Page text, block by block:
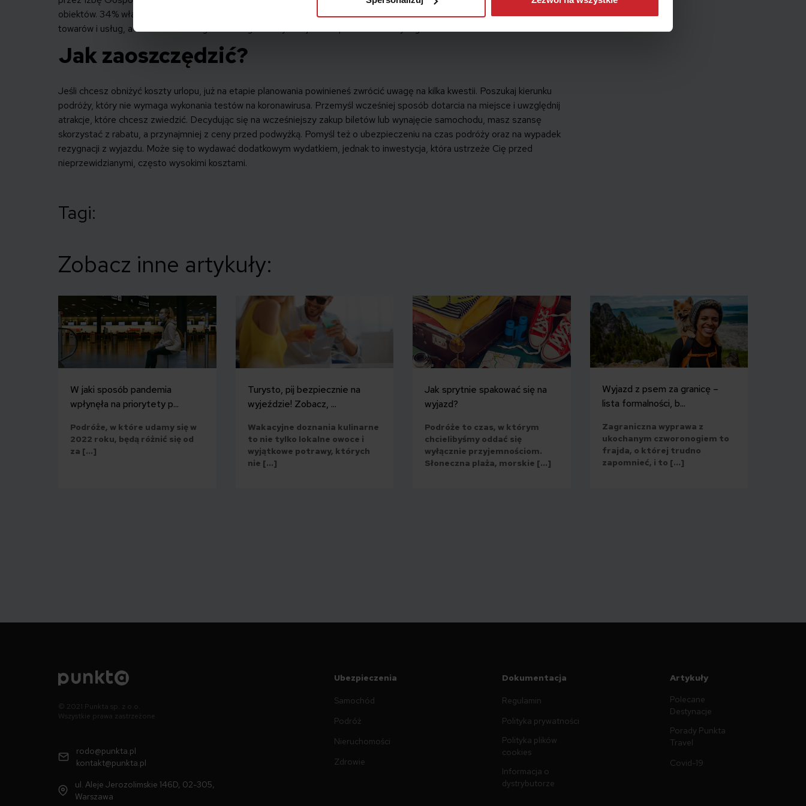
obiektów. 34% właścicieli hoteli zadeklarowało wzrost na poziomie wyższym niż 20%. Główną przyczyną są kosztów
towarów i usług, a także mediów – gazu i energii elektrycznej – oraz podniesienie wynagrodzeń.
Jak zaoszczędzić?
Jeśli chcesz obniżyć koszty urlopu, już na etapie planowania powinieneś zwrócić uwagę na kilka kwestii. Poszukaj kierunku
podróży, który nie wymaga wykonania testów na koronawirusa. Przemyśl wcześniej sposób dotarcia na miejsce i uwzględnij
atrakcje, które chcesz zwiedzić. Decydując się na wcześniejszy zakup biletów lub wynajęcie samochodu, masz szansę
skorzystać z rabatu, a przynajmniej z ceny przed podwyżką. Pomyśl też o ubezpieczeniu na czas podróży oraz na wypadek
rezygnacji z wyjazdu. Może się to wydawać dodatkowym wydatkiem, jednak to inwestycja, która ustrzeże Cię przed
nieprzewidzianymi, często wysokimi kosztami.
Tagi:
Zobacz inne artykuły:
W jaki sposób pandemia
wpłynęła na priorytety p...
Podróże, w które udamy się w
2022 roku, będą różnić się od
za […]
Turysto, pij bezpiecznie na
wyjeździe! Zobacz, ...
Wakacyjne doznania kulinarne
to nie tylko lokalne owoce i
wyjątkowe potrawy, których
nie […]
Jak sprytnie spakować się na
wyjazd?
Podróże to czas, w którym
chcielibyśmy oddać się
wyłącznie przyjemnościom.
Słoneczna plaża, morskie […]
Wyjazd z psem za granicę –
lista formalności, b...
Zagraniczna wyprawa z
ukochanym czworonogiem to
frajda, o której trudno
zapomnieć, i to […]
© 2021 Punkta sp. z o.o.
Wszystkie prawa zastrzeżone
rodo@punkta.pl
kontakt@punkta.pl
ul. Aleje Jerozolimskie 146D, 02-305,
Warszawa
Ubezpieczenia
Samochód
Podróż
Nieruchomości
Zdrowie
Dokumentacja
Regulamin
Polityka prywatności
Polityka plików
cookies
Informacja o
dystrybutorze
Artykuły
Polecane
Destynacje
Porady Punkta
Travel
Covid-19